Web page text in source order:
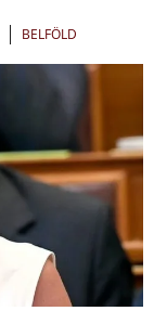
BELFÖLD